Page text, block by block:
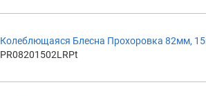
Колеблющаяся Блесна Прохоровка 82мм,
PR08201502LRPt